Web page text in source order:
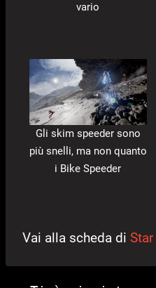
vario
Gli skim speeder sono
più snelli, ma non quanto
i Bike Speeder
Vai alla scheda di